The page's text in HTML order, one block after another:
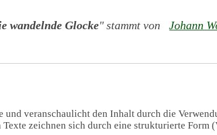
wandelnde Glocke" stammt von Johann
und veranschaulicht den Inhalt durch die
zeichnen sich durch eine strukturierte Form